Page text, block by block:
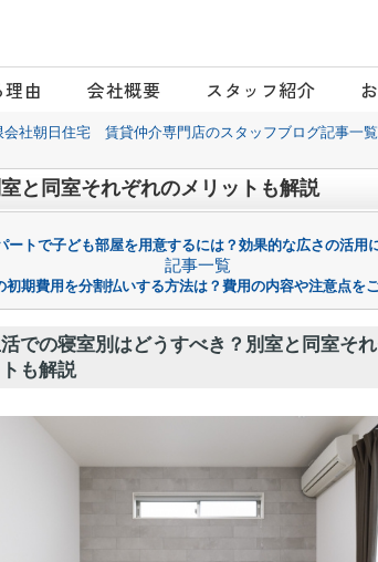
由 会社概要 スタッフ紹介
会社朝日住宅 賃貸仲介専門店のスタッフブログ記事一覧
と同室それぞれのメリットも解説
トで子ども部屋を用意するには？効果的な広さの活用
記事一覧
初期費用を分割払いする方法は？費用の内容や注意点を
での寝室別はどうすべき？別室と同室そ
も解説